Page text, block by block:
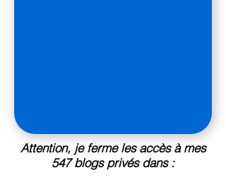
Attention, je ferme les accès à mes
547 blogs privés dans :